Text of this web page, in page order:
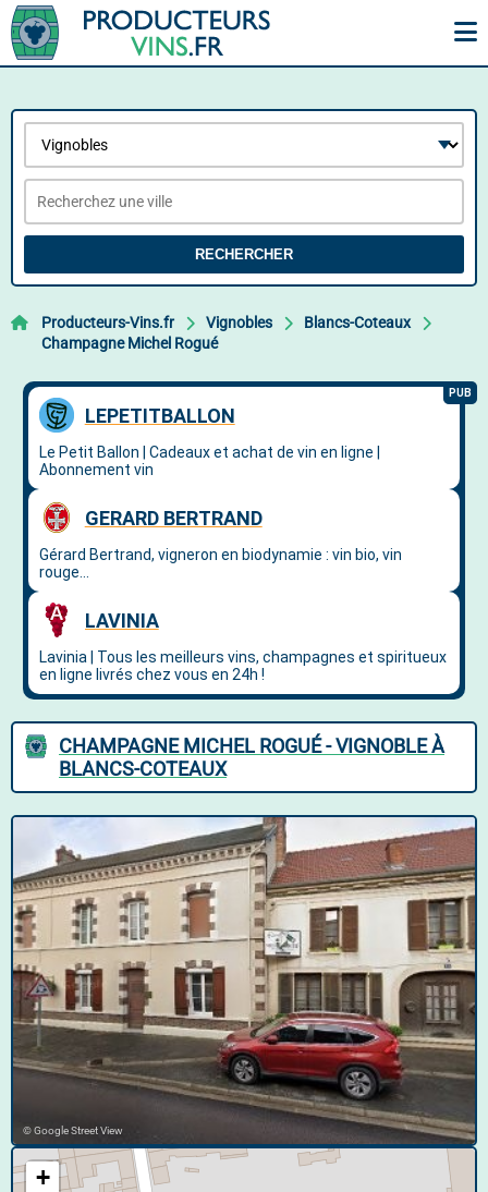
RECHERCHER
Producteurs-Vins.fr Vignobles
Blancs-Coteaux
Champagne Michel Rogué
CHAMPAGNE MICHEL ROGUÉ - VIGNOBLE À
BLANCS-COTEAUX
© Google Street View
+